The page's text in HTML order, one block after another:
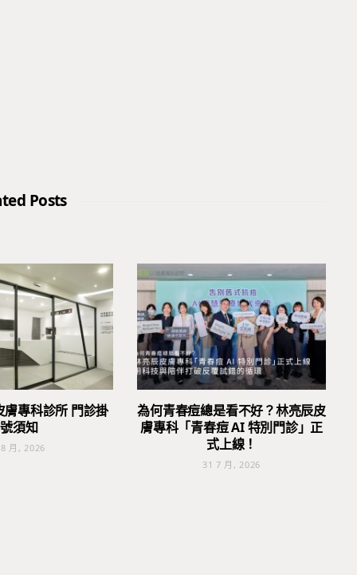
Posts
膚專科診所 門診掛
號須知
月, 2026
為何青春痘總是看不好？林亮辰皮
膚專科「青春痘 AI 特別門診」正
式上線！
31 7 月, 2026